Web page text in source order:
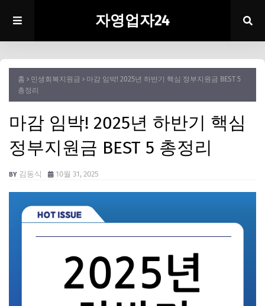
자영업자24
홈 민생회복지원금
마감 임박! 2025년 하반기 핵심 정부지원금 BEST 5
총정리
마감 임박! 2025년 하반기 핵심
정부지원금 BEST 5 총정리
김동식 10월 31, 2025